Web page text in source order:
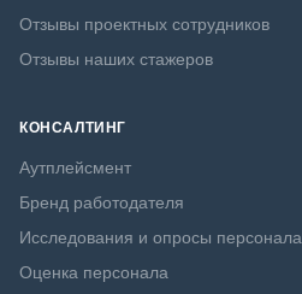
Отзывы проектных сотрудников
Отзывы наших стажеров
КОНСАЛТИНГ
Аутплейсмент
Бренд работодателя
Исследования и опросы персонала
Оценка персонала